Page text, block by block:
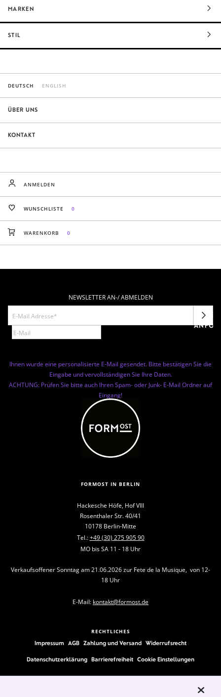
MARKEN
STIL
DEUTSCH ENGLISH
ÜBER UNS
KONTAKT
ANMELDEN
WUNSCHLISTE 0
WARENKORB 0
NEWSLETTER AN-/ ABMELDEN
Ihnen wurde eine personalisierte E-Mail gesendet. Bitte bestätigen Sie die
Eingabe und vervollständigen Sie Ihre Daten.
ACHTUNG: Prüfen Sie bitte auch Ihren Spam- oder Junk- E-Mail Ordner auf
Eingang!
FORMOST IN BERLIN
Hackesche Höfe, Hof VIII
Rosenthaler Str. 40/41
10178 Berlin-Mitte
Tel.:+49 (30) 275 905 90
MO bis SA 11 - 18 Uhr
Verkaufsoffener Sonntag am 21.06.2026 zur Fete de la Musique, von 12-
18 Uhr
E-Mail: kontakt@formost.de
RECHTLICHES
Impressum AGB Zahlung und Versand Widerrufsrecht
Datenschutzerklärung Barrierefreiheit Cookie Einstellungen